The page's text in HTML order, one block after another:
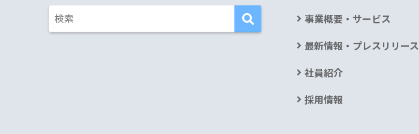
事業概要・サービス
最新情報・プレスリリース
社員紹介
採用情報